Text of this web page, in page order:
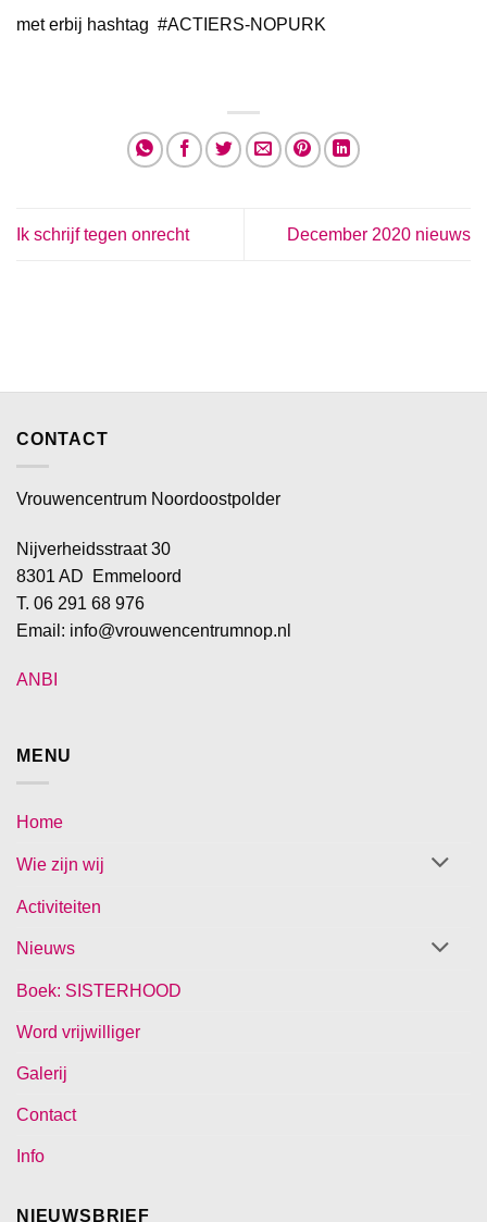
met erbij hashtag #ACTIERS-NOPURK
Ik schrijf tegen onrecht December 2020 nieuws
CONTACT
Vrouwencentrum Noordoostpolder
Nijverheidsstraat 30
8301 AD Emmeloord
T. 06 291 68 976
Email: info@vrouwencentrumnop.nl
ANBI
MENU
Home
Wie zijn wij
Activiteiten
Nieuws
Boek: SISTERHOOD
Word vrijwilliger
Galerij
Contact
Info
NIEUWSBRIEF